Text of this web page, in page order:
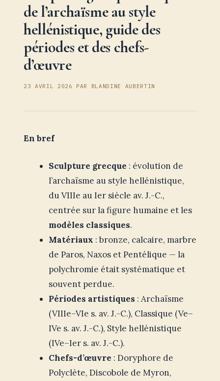
de l’archaïsme au style
hellénistique, guide des
périodes et des chefs-
d’œuvre
23 AVRIL 2026 PAR BLANDINE AUBERTIN
En bref
Sculpture grecque : évolution de
l’archaïsme au style hellénistique,
du VIIIe au Ier siècle av. J.-C.,
centrée sur la figure humaine et les
modèles classiques.
Matériaux : bronze, calcaire, marbre
de Paros, Naxos et Pentélique — la
polychromie était systématique et
souvent perdue.
Périodes artistiques : Archaïsme
(VIIIe–VIe s. av. J.-C.), Classique (Ve–
IVe s. av. J.-C.), Style hellénistique
(IVe–Ier s. av. J.-C.).
Chefs-d’œuvre : Doryphore de
Polyclète, Discobole de Myron,